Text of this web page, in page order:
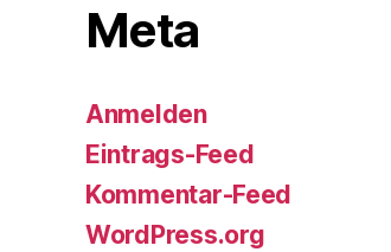
Meta
Anmelden
Eintrags-Feed
Kommentar-Feed
WordPress.org